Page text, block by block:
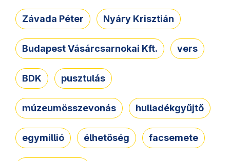
Závada Péter Nyáry Krisztián
Budapest Vásárcsarnokai Kft. vers
BDK pusztulás
múzeumösszevonás hulladékgyűjtő
egymillió élhetőség facsemete